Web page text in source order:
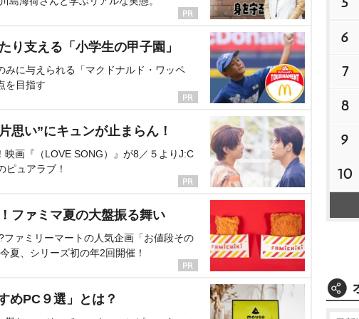
り支える「小学生の甲子園」
みに与えられる「マクドナルド・ワッペ
を目指す
思い”にキュンが止まらん！
画『（LOVE SONG）』が8／５よりJ:C
ピュアラブ！
ファミマ夏の大盤振る舞い
ァミリーマートの人気企画「お値段その
夏、シリーズ初の年2回開催！
めPC９選」とは？
6
7
8
9
10